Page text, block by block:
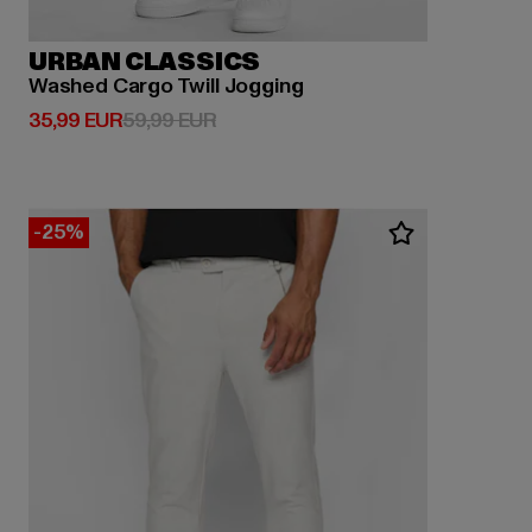
URBAN CLASSICS
Washed Cargo Twill Jogging
35,99 EUR
Derzeitiger Preis: 35,99 EUR
59,99 EURAktionspreis: 59,99 EUR
-25%